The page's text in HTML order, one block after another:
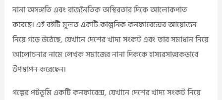
নানা অসঙ্গতি এবং রাজনৈতিক অস্থিরতার দিকে আলোকপাত
করেছে। এই বইটি মূলত একটি কাল্পনিক কনফারেন্সের আয়োজন
নিয়ে গড়ে উঠেছে, যেখানে দেশের খাদ্য সংকট এবং তার সমাধান নিয়ে
আলোচনার নামে লেখক সমাজের নানা দিককে হাস্যরসাত্মকভাবে
উপস্থাপন করেছেন।
গল্পের পটভূমি একটি কনফারেন্স, যেখানে দেশের খাদ্য সংকট নিয়ে